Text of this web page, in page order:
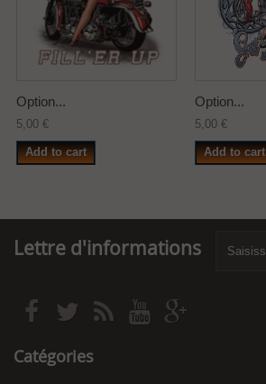
Option...
5,00 €
Add to cart
Option...
5,00 €
Add to cart
Lettre d'informations
Catégories